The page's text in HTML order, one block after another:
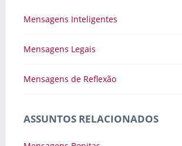
Mensagens Inteligentes
Mensagens Legais
Mensagens de Reflexão
ASSUNTOS RELACIONADOS